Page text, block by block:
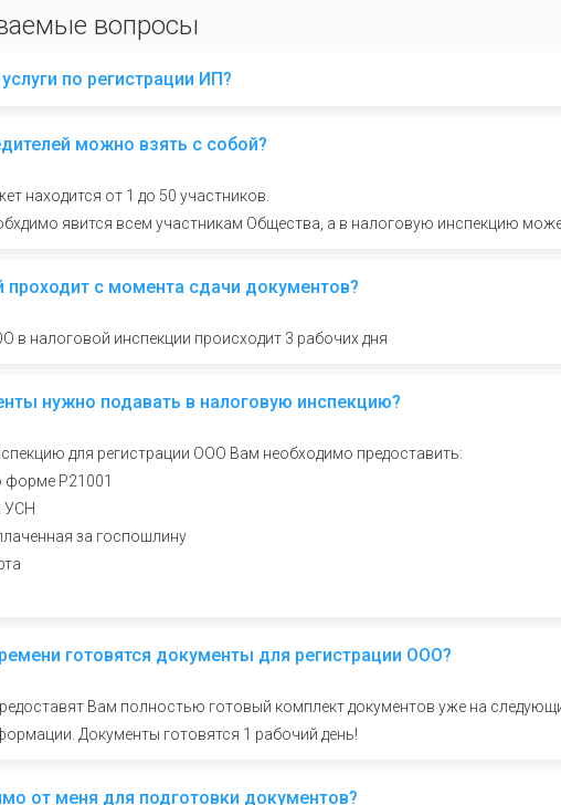
вопросы
по регистрации ИП?
можно взять с собой?
находится от 1 до 50 участников.
явится всем участникам Общества, а в налоговую инспекцию
проходит с момента сдачи документов?
в налоговой инспекции происходит 3 рабочих дня
нужно подавать в налоговую инспекцию?
для регистрации ООО Вам необходимо предоставить:
форме Р21001
УСН
за госпошлину
готовятся документы для регистрации ООО?
Вам полностью готовый комплект документов уже на
Документы готовятся 1 рабочий день!
от меня для подготовки документов?